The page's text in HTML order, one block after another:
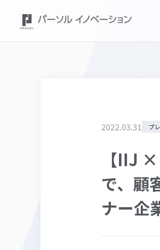
2022.03.31 プ
【IIJ
で、顧
ナー企